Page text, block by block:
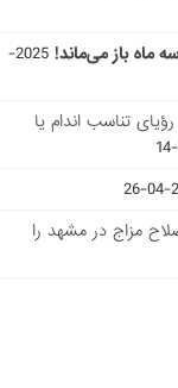
ماه باز می‌ماند!
2025-
تناسب اندام یا
مزاج در مشهد را